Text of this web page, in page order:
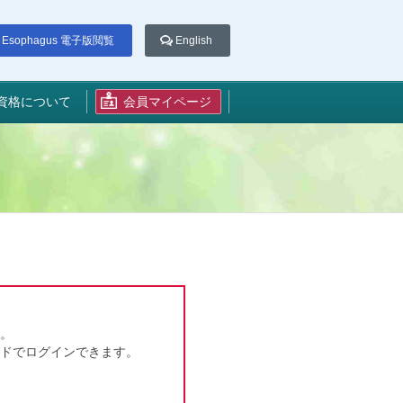
Esophagus 電子版閲覧 English
格について 会員マイページ
でログインできます。